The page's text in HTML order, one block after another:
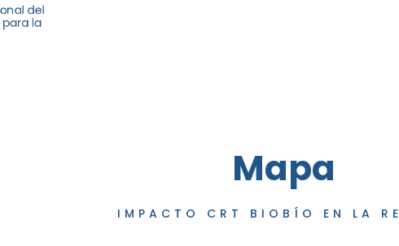
del
la
Mapa
IMPACTO CRT BIOBÍO EN LA